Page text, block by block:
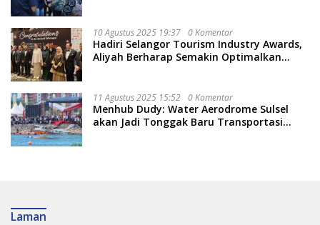
10 Agustus 2025 19:37 0 Komentar
Hadiri Selangor Tourism Industry Awards,
Aliyah Berharap Semakin Optimalkan
11 Agustus 2025 15:52 0 Komentar
Menhub Dudy: Water Aerodrome Sulsel
akan Jadi Tonggak Baru Transportasi
Laman